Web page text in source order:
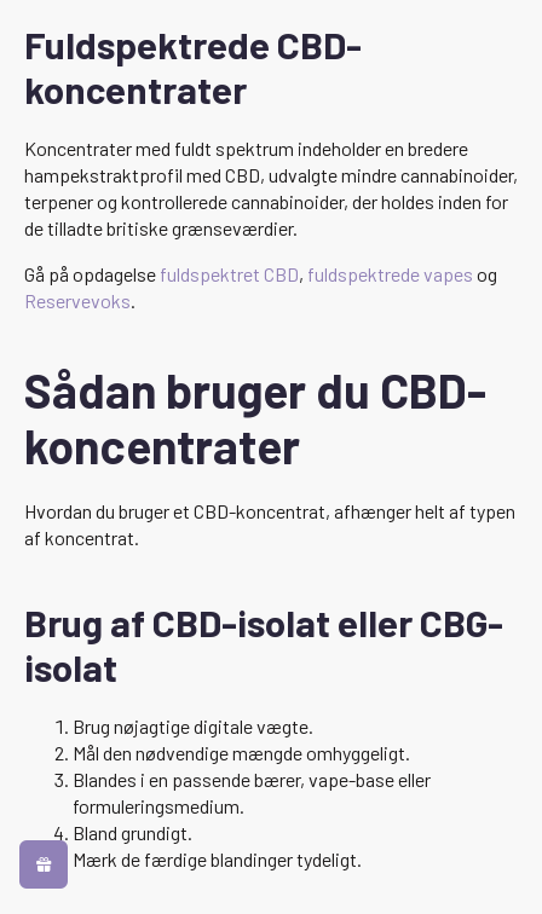
Fuldspektrede CBD-
koncentrater
Koncentrater med fuldt spektrum indeholder en bredere
hampekstraktprofil med CBD, udvalgte mindre cannabinoider,
terpener og kontrollerede cannabinoider, der holdes inden for
de tilladte britiske grænseværdier.
Gå på opdagelse fuldspektret CBD, fuldspektrede vapes og
Reservevoks.
Sådan bruger du CBD-
koncentrater
Hvordan du bruger et CBD-koncentrat, afhænger helt af typen
af koncentrat.
Brug af CBD-isolat eller CBG-
isolat
Brug nøjagtige digitale vægte.
Mål den nødvendige mængde omhyggeligt.
Blandes i en passende bærer, vape-base eller
formuleringsmedium.
Bland grundigt.
Mærk de færdige blandinger tydeligt.